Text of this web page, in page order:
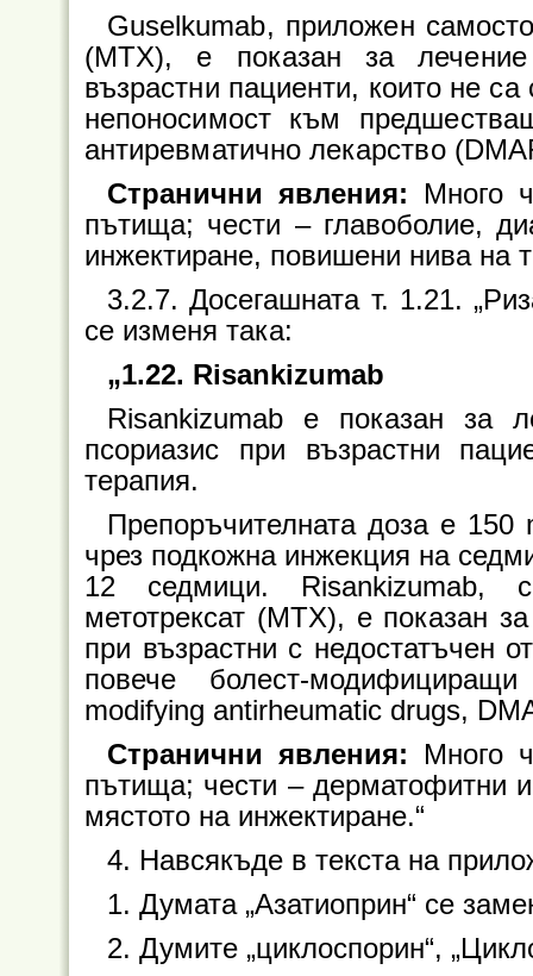
Guselkumab, приложен
(MTX), е показан за
възрастни пациенти, които не
непоносимост към
антиревматично лекарство
Странични явления: Много
пътища; чести – главоболие,
инжектиране, повишени нива на
3.2.7. Досегашната т. 1.21.
се изменя така:
„1.22. Risankizumab
Risankizumab е показан за
псориазис при възрастни
терапия.
Препоръчителната доза е
чрез подкожна инжекция на
12 седмици. Risankizumab,
метотрексат (MTX), е показан
при възрастни с недостатъчен
повече болест-
modifying antirheumatic drugs,
Странични явления: Много
пътища; чести – дерматофитни
мястото на инжектиране.“
4. Навсякъде в текста на
1. Думата „Азатиоприн“ се
2. Думите „циклоспорин“,